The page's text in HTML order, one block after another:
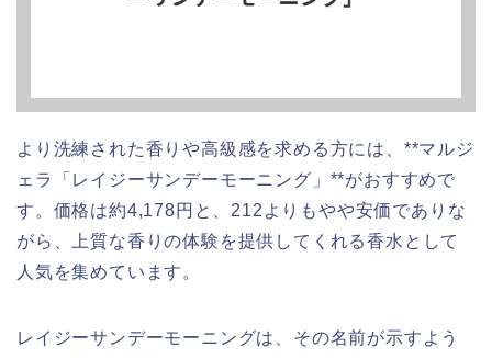
より洗練された香りや高級感を求める方には、**マルジ
ェラ「レイジーサンデーモーニング」**がおすすめで
す。価格は約4,178円と、212よりもやや安価でありな
がら、上質な香りの体験を提供してくれる香水として
人気を集めています。
レイジーサンデーモーニングは、その名前が示すよう